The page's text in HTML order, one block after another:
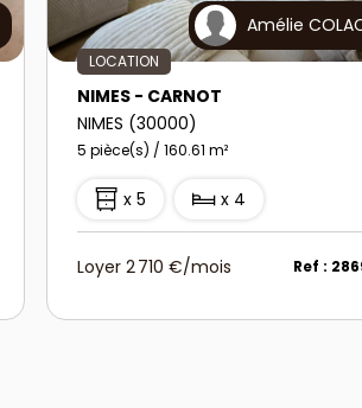
Amélie
LOCATION
NIMES - CARNOT
NIMES (30000)
5 pièce(s) / 160.61 m²
x 5 x 4
Loyer 2 710 €/mois Ref :